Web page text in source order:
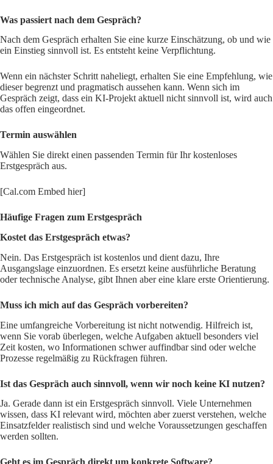
Was passiert nach dem Gespräch?
Nach dem Gespräch erhalten Sie eine kurze Einschätzung, ob und wie
ein Einstieg sinnvoll ist. Es entsteht keine Verpflichtung.
Wenn ein nächster Schritt naheliegt, erhalten Sie eine Empfehlung, wie
dieser begrenzt und pragmatisch aussehen kann. Wenn sich im
Gespräch zeigt, dass ein KI-Projekt aktuell nicht sinnvoll ist, wird auch
das offen eingeordnet.
Termin auswählen
Wählen Sie direkt einen passenden Termin für Ihr kostenloses
Erstgespräch aus.
[Cal.com Embed hier]
Häufige Fragen zum Erstgespräch
Kostet das Erstgespräch etwas?
Nein. Das Erstgespräch ist kostenlos und dient dazu, Ihre
Ausgangslage einzuordnen. Es ersetzt keine ausführliche Beratung
oder technische Analyse, gibt Ihnen aber eine klare erste Orientierung.
Muss ich mich auf das Gespräch vorbereiten?
Eine umfangreiche Vorbereitung ist nicht notwendig. Hilfreich ist,
wenn Sie vorab überlegen, welche Aufgaben aktuell besonders viel
Zeit kosten, wo Informationen schwer auffindbar sind oder welche
Prozesse regelmäßig zu Rückfragen führen.
Ist das Gespräch auch sinnvoll, wenn wir noch keine KI nutzen?
Ja. Gerade dann ist ein Erstgespräch sinnvoll. Viele Unternehmen
wissen, dass KI relevant wird, möchten aber zuerst verstehen, welche
Einsatzfelder realistisch sind und welche Voraussetzungen geschaffen
werden sollten.